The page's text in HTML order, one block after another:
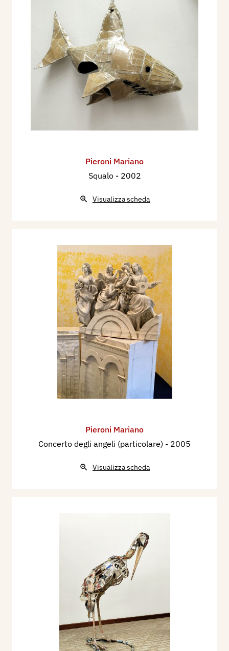
Pieroni Mariano
Squalo - 2002
Visualizza scheda
Pieroni Mariano
Concerto degli angeli (particolare) - 2005
Visualizza scheda